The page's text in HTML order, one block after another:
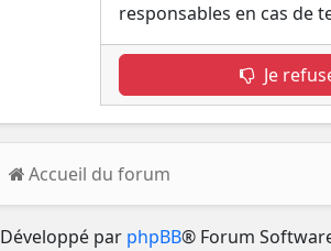
responsables en cas de
Je
Accueil du forum
Développé par phpBB® Forum